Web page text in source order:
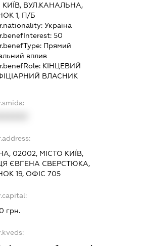
КИЇВ, ВУЛ.КАНАЛЬНА,
1, П/Б
Україна
50
Прямий
вплив
КІНЦЕВИЙ
ВЛАСНИК
02002, МІСТО КИЇВ,
ЄВГЕНА СВЕРСТЮКА,
19, ОФІС 705
грн.